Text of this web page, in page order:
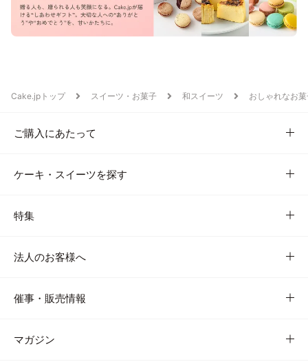
Cake.jpトップ スイーツ・お菓子 和スイーツ おしゃれなお
ご購入にあたって
ケーキ・スイーツを探す
特集
法人のお客様へ
催事・販売情報
マガジン